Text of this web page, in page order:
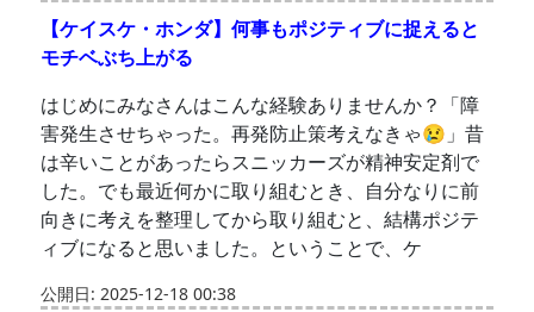
【ケイスケ・ホンダ】何事もポジティブに捉えると
モチベぶち上がる
はじめにみなさんはこんな経験ありませんか？「障
害発生させちゃった。再発防止策考えなきゃ😢」昔
は辛いことがあったらスニッカーズが精神安定剤で
した。でも最近何かに取り組むとき、自分なりに前
向きに考えを整理してから取り組むと、結構ポジテ
ィブになると思いました。ということで、ケ
公開日: 2025-12-18 00:38